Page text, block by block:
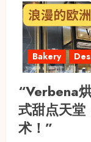
Bakery
“Verbena
式甜点天堂
术！”